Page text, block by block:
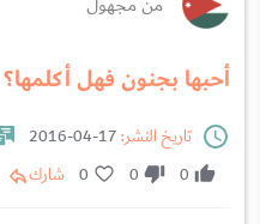
أحبها بجنون فهل أكلمها؟
تاريخ النشر:
0
0
0 شارك